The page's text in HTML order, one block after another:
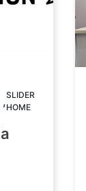
,SLIDER
HOME